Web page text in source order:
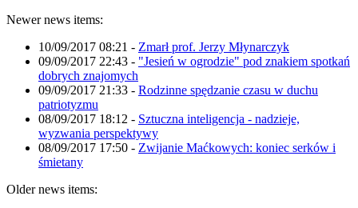
Newer news items:
10/09/2017 08:21 - Zmarł prof. Jerzy Młynarczyk
09/09/2017 22:43 - "Jesień w ogrodzie" pod znakiem spotkań
dobrych znajomych
09/09/2017 21:33 - Rodzinne spędzanie czasu w duchu
patriotyzmu
08/09/2017 18:12 - Sztuczna inteligencja - nadzieje,
wyzwania perspektywy
08/09/2017 17:50 - Zwijanie Maćkowych: koniec serków i
śmietany
Older news items: